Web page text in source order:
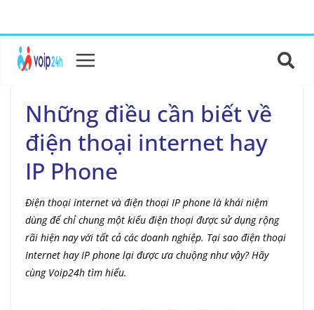
Những điều cần biết về
điện thoại internet hay
IP Phone
Điện thoại internet và điện thoại IP phone là khái niệm
dùng để chỉ chung một kiểu điện thoại được sử dụng rộng
rãi hiện nay với tất cả các doanh nghiệp. Tại sao điện thoại
Internet hay IP phone lại được ưa chuộng như vậy? Hãy
cùng Voip24h tìm hiểu.